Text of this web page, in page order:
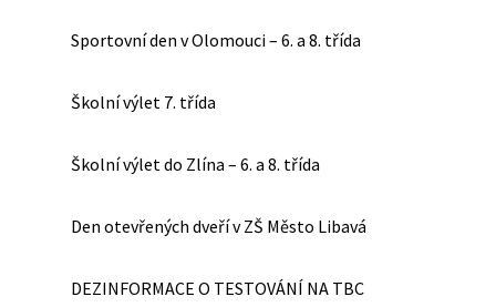
Sportovní den v Olomouci – 6. a 8. třída
Školní výlet 7. třída
Školní výlet do Zlína – 6. a 8. třída
Den otevřených dveří v ZŠ Město Libavá
DEZINFORMACE O TESTOVÁNÍ NA TBC